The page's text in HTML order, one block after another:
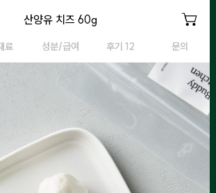
산양유 치즈 60g
산양유 치즈 60g
료 성분/급여 후기 12 문의